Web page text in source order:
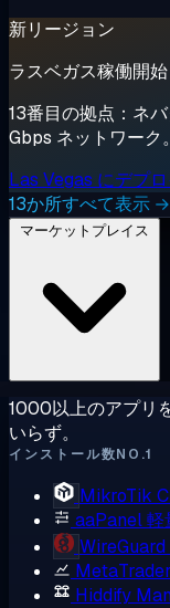
新リージョン
ラスベガス稼働開始
13番目の拠点：ネ
Gbps ネットワーク
Las Vegas にデプ
13か所すべて表示 →
1000以上のアプリ
いらず。
インストール数NO.1
MikroTik
aaPanel軽
WireGuard
Hiddify